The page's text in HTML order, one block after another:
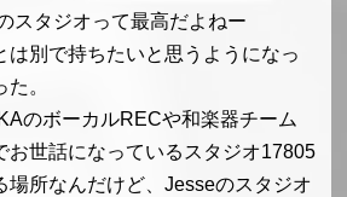
スタジオって最高だよねー
は別で持ちたいと思うようになっ
。
のボーカルRECや和楽器チーム
お世話になっているスタジオ17805
場所なんだけど、Jesseのスタジオ